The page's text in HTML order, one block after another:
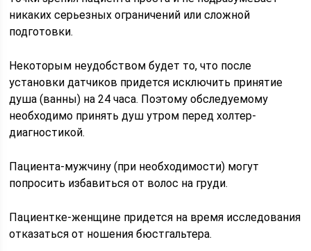
никаких серьезных ограничений или сложной
подготовки.
Некоторым неудобством будет то, что после
установки датчиков придется исключить принятие
душа (ванны) на 24 часа. Поэтому обследуемому
необходимо принять душ утром перед холтер-
диагностикой.
Пациента-мужчину (при необходимости) могут
попросить избавиться от волос на груди.
Пациентке-женщине придется на время исследования
отказаться от ношения бюстгальтера.